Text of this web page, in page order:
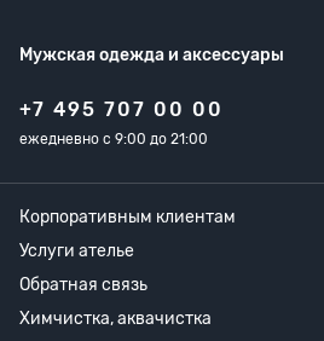
Мужская одежда и аксессуары
+7 495 707 00 00
ежедневно с 9:00 до 21:00
Корпоративным клиентам
Услуги ателье
Обратная связь
Химчистка, аквачистка